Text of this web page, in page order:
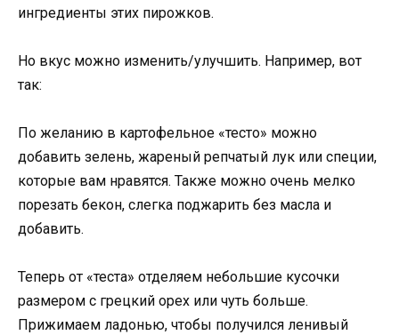
ингредиенты этих пирожков.
Но вкус можно изменить/улучшить. Например, вот
так:
По желанию в картофельное «тесто» можно
добавить зелень, жареный репчатый лук или специи,
которые вам нравятся. Также можно очень мелко
порезать бекон, слегка поджарить без масла и
добавить.
Теперь от «теста» отделяем небольшие кусочки
размером с грецкий орех или чуть больше.
Прижимаем ладонью, чтобы получился ленивый